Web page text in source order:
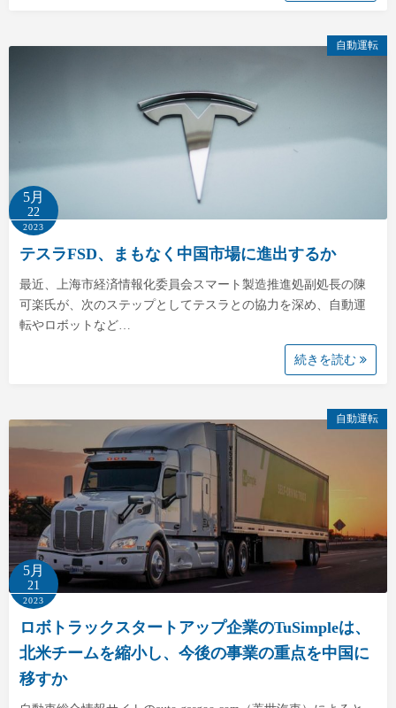
自動運転
5月
22
2023
テスラFSD、まもなく中国市場に進出するか
最近、上海市経済情報化委員会スマート製造推進処副処長の陳
可楽氏が、次のステップとしてテスラとの協力を深め、自動運
転やロボットなど…
続きを読む
自動運転
5月
21
2023
ロボトラックスタートアップ企業のTuSimpleは、
北米チームを縮小し、今後の事業の重点を中国に
移すか